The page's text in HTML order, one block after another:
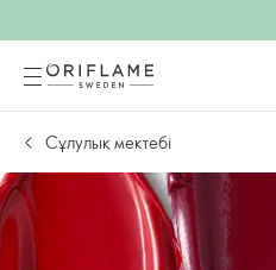
Сұлулық мектебі